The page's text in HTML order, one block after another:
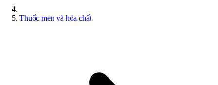
Thuốc men và hóa chất